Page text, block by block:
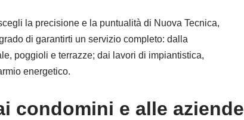
la precisione e la puntualità di Nuova Tecnica,
di garantirti un servizio completo: dalla
poggioli e terrazze; dai lavori di impiantistica,
energetico.
condomini e alle aziende